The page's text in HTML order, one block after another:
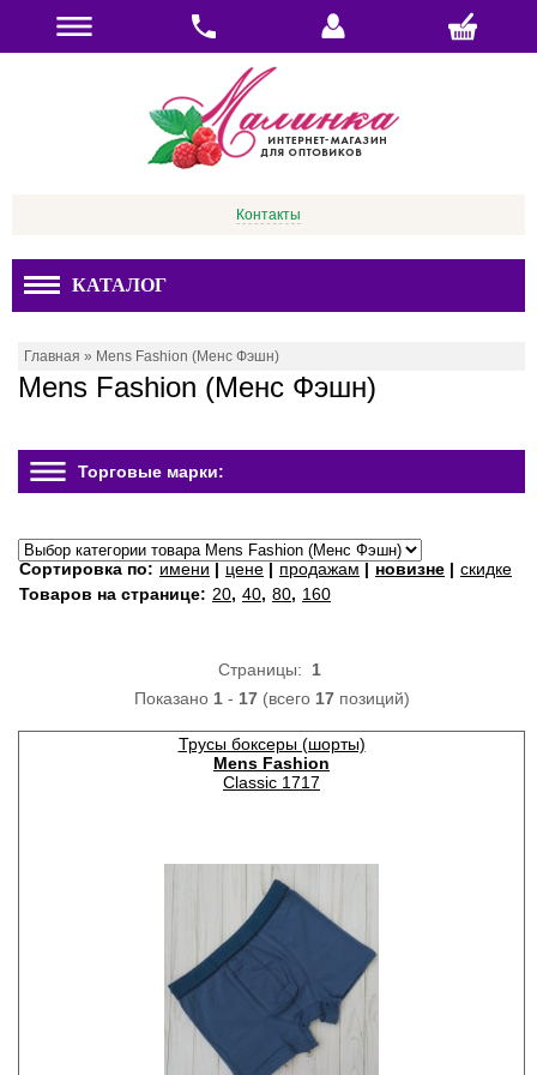
Контакты
КАТАЛОГ
Главная » Mens Fashion (Менс Фэшн)
Mens Fashion (Менс Фэшн)
Торговые марки:
Сортировка по: имени | цене | продажам | новизне | скидке
Товаров на странице: 20, 40, 80, 160
Страницы: 1
Показано 1- 17(всего 17позиций)
Трусы боксеры (шорты)
Mens Fashion
Classic 1717